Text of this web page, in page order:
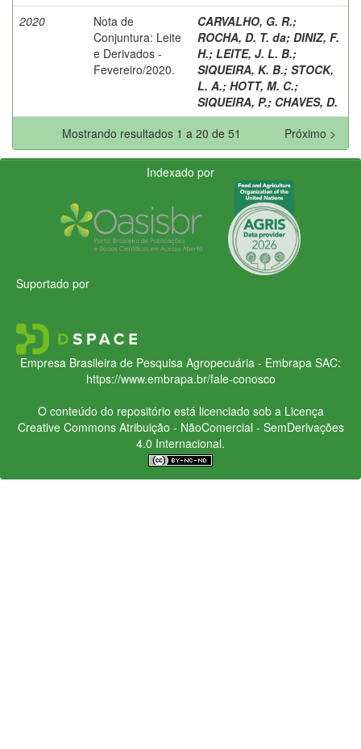
2020
Nota de
Conjuntura: Leite
e Derivados -
Fevereiro/2020.
CARVALHO, G. R.;
ROCHA, D. T. da; DINIZ, F.
H.; LEITE, J. L. B.;
SIQUEIRA, K. B.; STOCK,
L. A.; HOTT, M. C.;
SIQUEIRA, P.; CHAVES, D.
Mostrando resultados 1 a 20 de 51
Próximo >
Indexado por
Suportado por
Empresa Brasileira de Pesquisa Agropecuária - Embrapa SAC:
https://www.embrapa.br/fale-conosco
O conteúdo do repositório está licenciado sob a Licença
Creative CommonsAtribuição - NãoComercial - SemDerivações
4.0 Internacional.